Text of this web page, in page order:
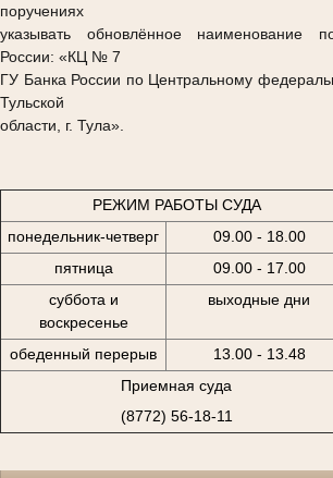
поручениях
указывать обновлённое наименование
России: «КЦ № 7
ГУ Банка России по Центральному
Тульской
области, г. Тула».
РЕЖИМ РАБОТЫ СУДА
понедельник-четверг
09.00 - 18.00
пятница
09.00 - 17.00
суббота и
воскресенье
выходные дни
обеденный перерыв
13.00 - 13.48
Приемная суда
(8772) 56-18-11